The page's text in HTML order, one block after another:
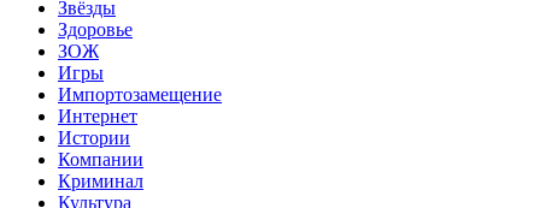
Звёзды
Здоровье
ЗОЖ
Игры
Импортозамещение
Интернет
Истории
Компании
Криминал
Культура